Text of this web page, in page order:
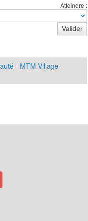
Atteindre :
- MTM Village